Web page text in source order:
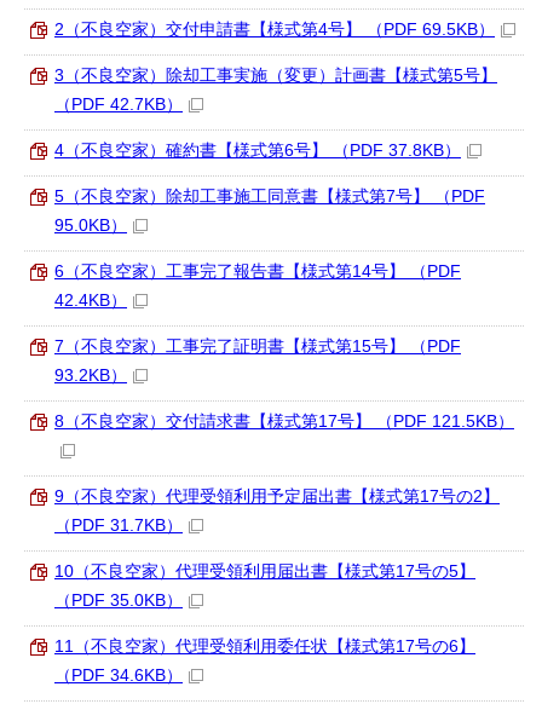
2（不良空家）交付申請書【様式第4号】 （PDF 69.5KB）
3（不良空家）除却工事実施（変更）計画書【様式第5号】
（PDF 42.7KB）
4（不良空家）確約書【様式第6号】 （PDF 37.8KB）
5（不良空家）除却工事施工同意書【様式第7号】 （PDF
95.0KB）
6（不良空家）工事完了報告書【様式第14号】 （PDF
42.4KB）
7（不良空家）工事完了証明書【様式第15号】 （PDF
93.2KB）
8（不良空家）交付請求書【様式第17号】 （PDF 121.5KB）
9（不良空家）代理受領利用予定届出書【様式第17号の2】
（PDF 31.7KB）
10（不良空家）代理受領利用届出書【様式第17号の5】
（PDF 35.0KB）
11（不良空家）代理受領利用委任状【様式第17号の6】
（PDF 34.6KB）